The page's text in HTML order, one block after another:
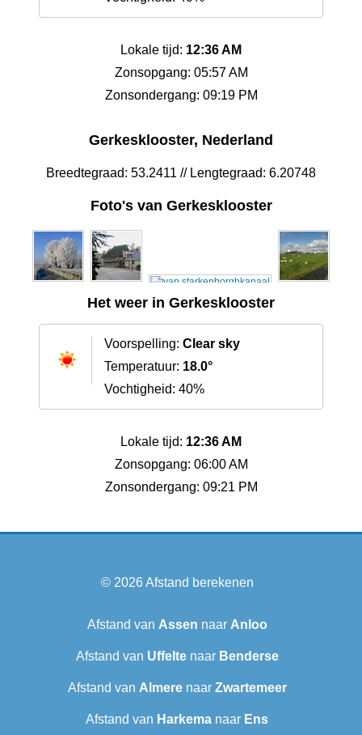
Lokale tijd: 12:36 AM
Zonsopgang: 05:57 AM
Zonsondergang: 09:19 PM
Gerkesklooster, Nederland
Breedtegraad: 53.2411 // Lengtegraad: 6.20748
Foto's van Gerkesklooster
Het weer in Gerkesklooster
Voorspelling: Clear sky
Temperatuur: 18.0°
Vochtigheid: 40%
Lokale tijd: 12:36 AM
Zonsopgang: 06:00 AM
Zonsondergang: 09:21 PM
© 2026Afstand berekenen
Afstand van Assen naar Anloo
Afstand van Uffeltenaar Benderse
Afstand van Almerenaar Zwartemeer
Afstand van Harkema naar Ens